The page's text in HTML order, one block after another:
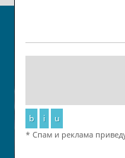
b i u
* Спам и реклама